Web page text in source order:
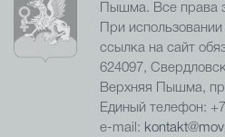
Пышма. Все права
При
ссылка на сайт
624097,
Верхняя Пышма,
Единый телефон:
e-mail: